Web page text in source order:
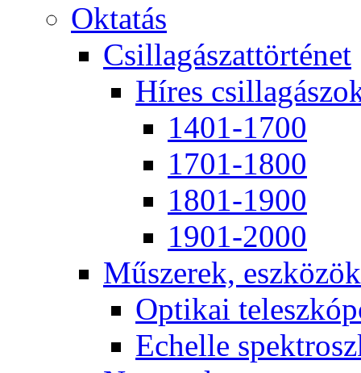
Ok­ta­tás
Csil­la­gá­szat­tör­té­net
Hí­res
1401-1700
1701-1800
1801-1900
1901-2000
Mű­sze­rek, esz­kö­zök
Op­ti­kai
Echel­le